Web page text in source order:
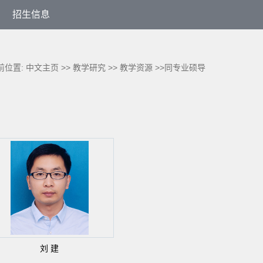
招生信息
位置: 中文主页 >>教学研究 >>教学资源 >>同专业硕导
刘 建